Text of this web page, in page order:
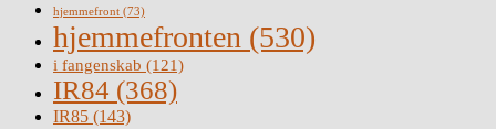
hjemmefront (73)
hjemmefronten (530)
i fangenskab (121)
IR84 (368)
IR85 (143)